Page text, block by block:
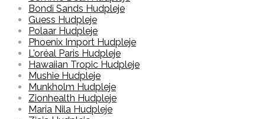
Bondi Sands Hudpleje
Guess Hudpleje
Polaar Hudpleje
Phoenix Import Hudpleje
L'oréal Paris Hudpleje
Hawaiian Tropic Hudpleje
Mushie Hudpleje
Munkholm Hudpleje
Zionhealth Hudpleje
Maria Nila Hudpleje